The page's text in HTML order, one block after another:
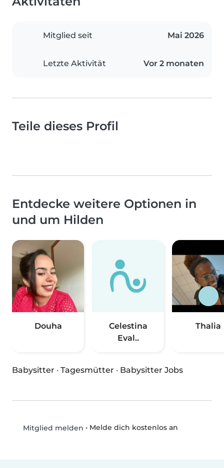
Mitglied seit Mai 2026
Letzte Aktivität Vor 2 monaten
Teile dieses Profil
Entdecke weitere Optionen in
und um Hilden
Douha
Celestina
Eval..
Thalia
Babysitter · Tagesmütter · Babysitter Jobs
Mitglied melden • Melde dich kostenlos an